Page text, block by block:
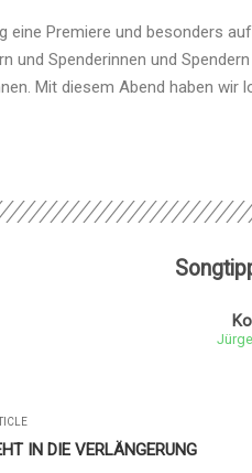
eine Premiere und besonders
und Spenderinnen und
Mit diesem Abend haben
IN DIE VERLÄNGERUNG